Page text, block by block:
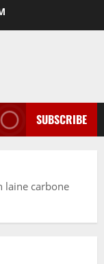
SUBSCRIBE
laine carbone